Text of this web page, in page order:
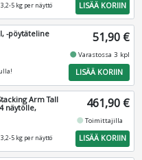
5 kg per näyttö LISÄÄ KORIIN
-pöytäteline
51,90 €
fiber_manual_recordVarastossa 3 kpl
LISÄÄ KORIIN
Arm Tall
näytölle,
5 kg per näyttö
461,90 €
fiber_manual_recordToimittajilla
LISÄÄ KORIIN